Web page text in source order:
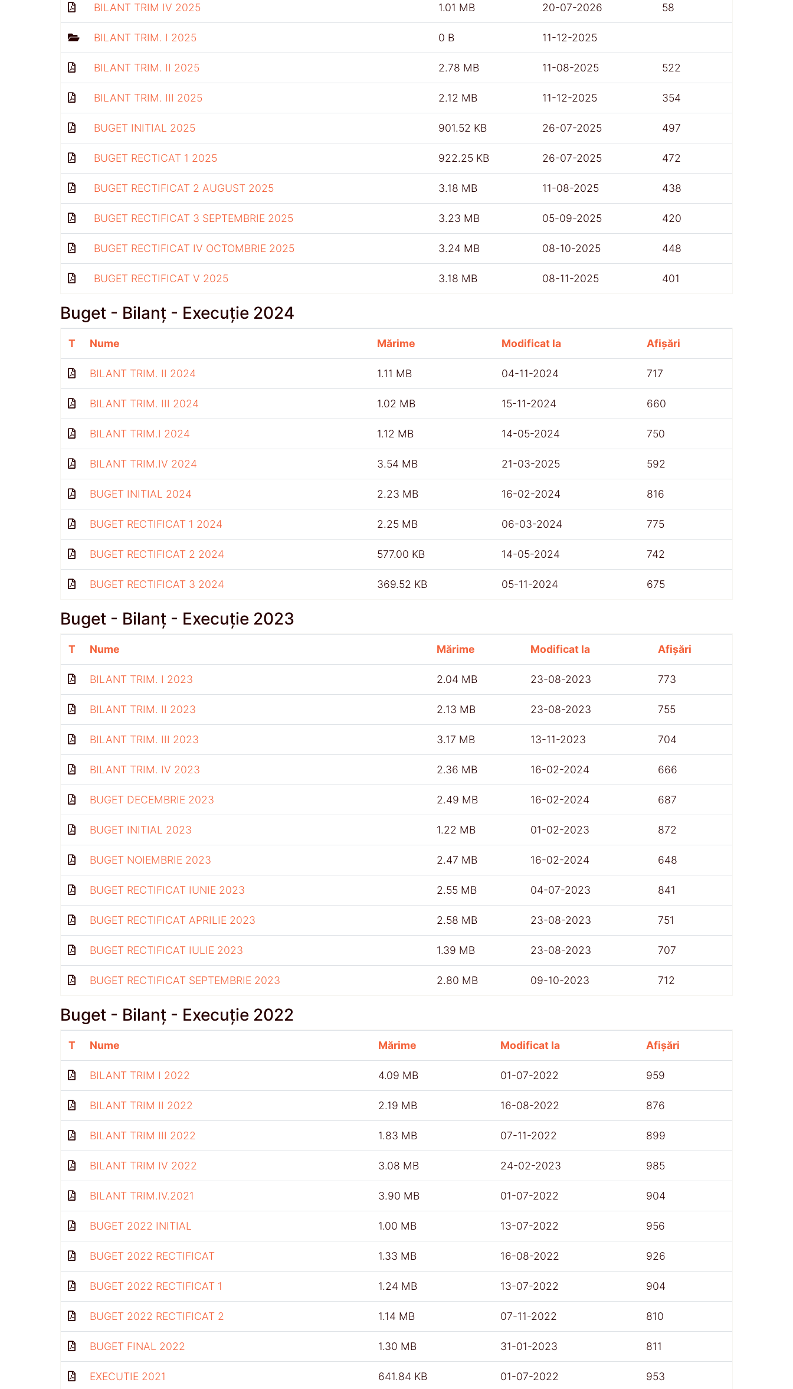
BILANT TRIM IV 2025 1.01 MB 20-07-2026 58
BILANT TRIM. I 2025 0 B 11-12-2025
BILANT TRIM. II 2025 2.78 MB 11-08-2025 522
BILANT TRIM. III 2025 2.12 MB 11-12-2025 354
BUGET INITIAL 2025 901.52 KB 26-07-2025 497
BUGET RECTICAT 1 2025 922.25 KB 26-07-2025 472
BUGET RECTIFICAT 2 AUGUST 2025 3.18 MB 11-08-2025 438
BUGET RECTIFICAT 3 SEPTEMBRIE 2025 3.23 MB 05-09-2025 420
BUGET RECTIFICAT IV OCTOMBRIE 2025 3.24 MB 08-10-2025 448
BUGET RECTIFICAT V 2025 3.18 MB 08-11-2025 401
Buget - Bilanț - Execuție 2024
T Nume Mărime Modificat la Afișări
BILANT TRIM. II 2024 1.11 MB 04-11-2024 717
BILANT TRIM. III 2024 1.02 MB 15-11-2024 660
BILANT TRIM.I 2024 1.12 MB 14-05-2024 750
BILANT TRIM.IV 2024 3.54 MB 21-03-2025 592
BUGET INITIAL 2024 2.23 MB 16-02-2024 816
BUGET RECTIFICAT 1 2024 2.25 MB 06-03-2024 775
BUGET RECTIFICAT 2 2024 577.00 KB 14-05-2024 742
BUGET RECTIFICAT 3 2024 369.52 KB 05-11-2024 675
Buget - Bilanț - Execuție 2023
T Nume Mărime Modificat la Afișări
BILANT TRIM. I 2023 2.04 MB 23-08-2023 773
BILANT TRIM. II 2023 2.13 MB 23-08-2023 755
BILANT TRIM. III 2023 3.17 MB 13-11-2023 704
BILANT TRIM. IV 2023 2.36 MB 16-02-2024 666
BUGET DECEMBRIE 2023 2.49 MB 16-02-2024 687
BUGET INITIAL 2023 1.22 MB 01-02-2023 872
BUGET NOIEMBRIE 2023 2.47 MB 16-02-2024 648
BUGET RECTIFICAT IUNIE 2023 2.55 MB 04-07-2023 841
BUGET RECTIFICAT APRILIE 2023 2.58 MB 23-08-2023 751
BUGET RECTIFICAT IULIE 2023 1.39 MB 23-08-2023 707
BUGET RECTIFICAT SEPTEMBRIE 2023 2.80 MB 09-10-2023 712
Buget - Bilanț - Execuție 2022
T Nume Mărime Modificat la Afișări
BILANT TRIM I 2022 4.09 MB 01-07-2022 959
BILANT TRIM II 2022 2.19 MB 16-08-2022 876
BILANT TRIM III 2022 1.83 MB 07-11-2022 899
BILANT TRIM IV 2022 3.08 MB 24-02-2023 985
BILANT TRIM.IV.2021 3.90 MB 01-07-2022 904
BUGET 2022 INITIAL 1.00 MB 13-07-2022 956
BUGET 2022 RECTIFICAT 1.33 MB 16-08-2022 926
BUGET 2022 RECTIFICAT 1 1.24 MB 13-07-2022 904
BUGET 2022 RECTIFICAT 2 1.14 MB 07-11-2022 810
BUGET FINAL 2022 1.30 MB 31-01-2023 811
EXECUTIE 2021 641.84 KB 01-07-2022 953